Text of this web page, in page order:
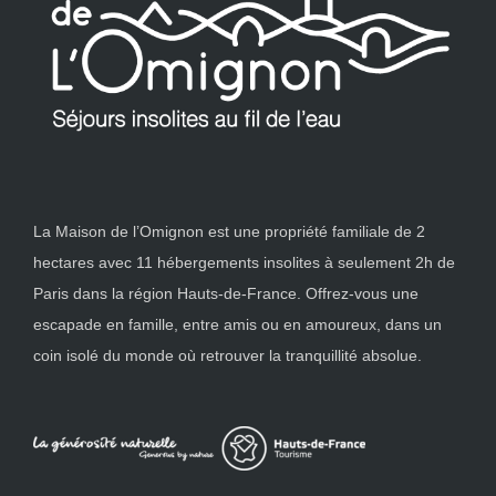
La Maison de l’Omignon est une propriété familiale de 2
hectares avec 11 hébergements insolites à seulement 2h de
Paris dans la région Hauts-de-France. Offrez-vous une
escapade en famille, entre amis ou en amoureux, dans un
coin isolé du monde où retrouver la tranquillité absolue.